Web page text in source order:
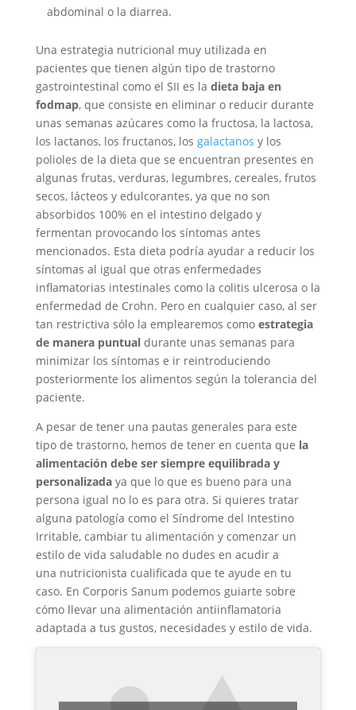
abdominal o la diarrea.
Una estrategia nutricional muy utilizada en
pacientes que tienen algún tipo de trastorno
gastrointestinal como el SII es la dieta baja en
fodmap, que consiste en eliminar o reducir durante
unas semanas azúcares como la fructosa, la lactosa,
los lactanos, los fructanos, los galactanos y los
polioles de la dieta que se encuentran presentes en
algunas frutas, verduras, legumbres, cereales, frutos
secos, lácteos y edulcorantes, ya que no son
absorbidos 100% en el intestino delgado y
fermentan provocando los síntomas antes
mencionados. Esta dieta podría ayudar a reducir los
síntomas al igual que otras enfermedades
inflamatorias intestinales como la colitis ulcerosa o la
enfermedad de Crohn. Pero en cualquier caso, al ser
tan restrictiva sólo la emplearemos comoestrategia
de manera puntual durante unas semanas para
minimizar los síntomas e ir reintroduciendo
posteriormente los alimentos según la tolerancia del
paciente.
A pesar de tener una pautas generales para este
tipo de trastorno, hemos de tener en cuenta que la
alimentación debe ser siempre equilibrada y
personalizadaya que lo que es bueno para una
persona igual no lo es para otra. Si quieres tratar
alguna patología como el Síndrome del Intestino
Irritable, cambiar tu alimentación y comenzar un
estilo de vida saludable no dudes en acudir a
una nutricionista cualificada que te ayude en tu
caso. En Corporis Sanum podemos guiarte sobre
cómo llevar una alimentación antiinflamatoria
adaptada a tus gustos, necesidades y estilo de vida.